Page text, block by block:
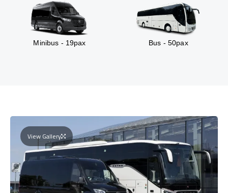
Minibus - 19pax Bus - 50pax
View Gallery